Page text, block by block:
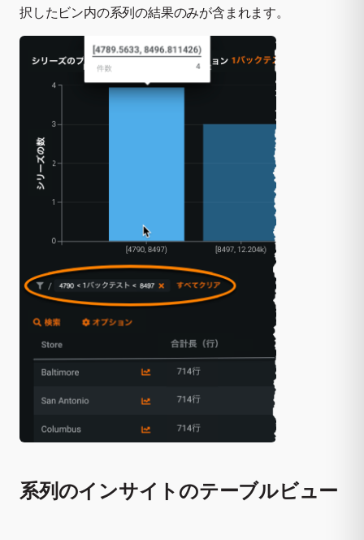
択したビン内の系列の結果のみが含まれます。
系列のインサイトのテーブルビュー